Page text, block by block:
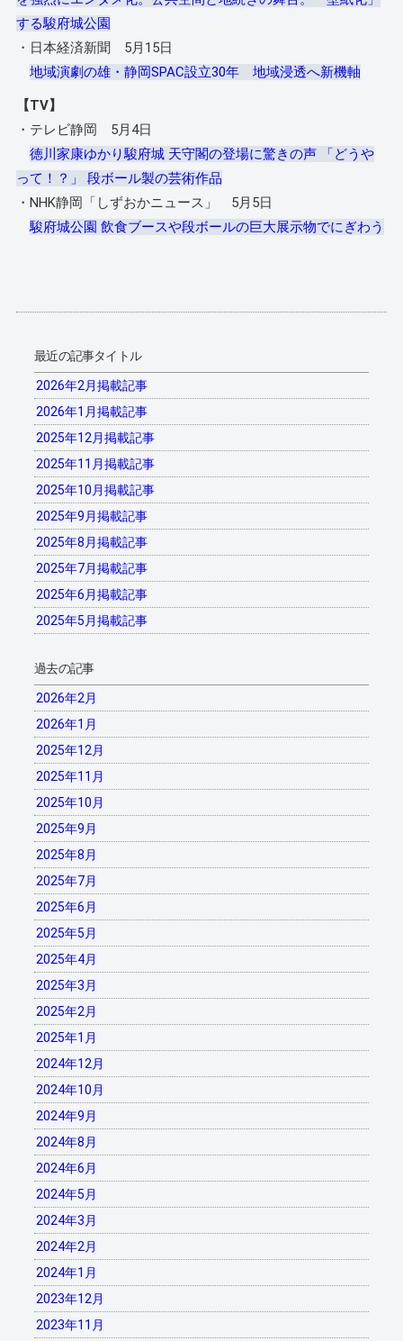
する駿府城公園
・日本経済新聞 5月15日
地域演劇の雄・静岡SPAC設立30年 地域浸透へ新機軸
【TV】
・テレビ静岡 5月4日
徳川家康ゆかり駿府城 天守閣の登場に驚きの声 「どうや
って！？」 段ボール製の芸術作品
・NHK静岡「しずおかニュース」 5月5日
駿府城公園 飲食ブースや段ボールの巨大展示物でにぎわう
最近の記事タイトル
2026年2月掲載記事
2026年1月掲載記事
2025年12月掲載記事
2025年11月掲載記事
2025年10月掲載記事
2025年9月掲載記事
2025年8月掲載記事
2025年7月掲載記事
2025年6月掲載記事
2025年5月掲載記事
過去の記事
2026年2月
2026年1月
2025年12月
2025年11月
2025年10月
2025年9月
2025年8月
2025年7月
2025年6月
2025年5月
2025年4月
2025年3月
2025年2月
2025年1月
2024年12月
2024年10月
2024年9月
2024年8月
2024年6月
2024年5月
2024年3月
2024年2月
2024年1月
2023年12月
2023年11月